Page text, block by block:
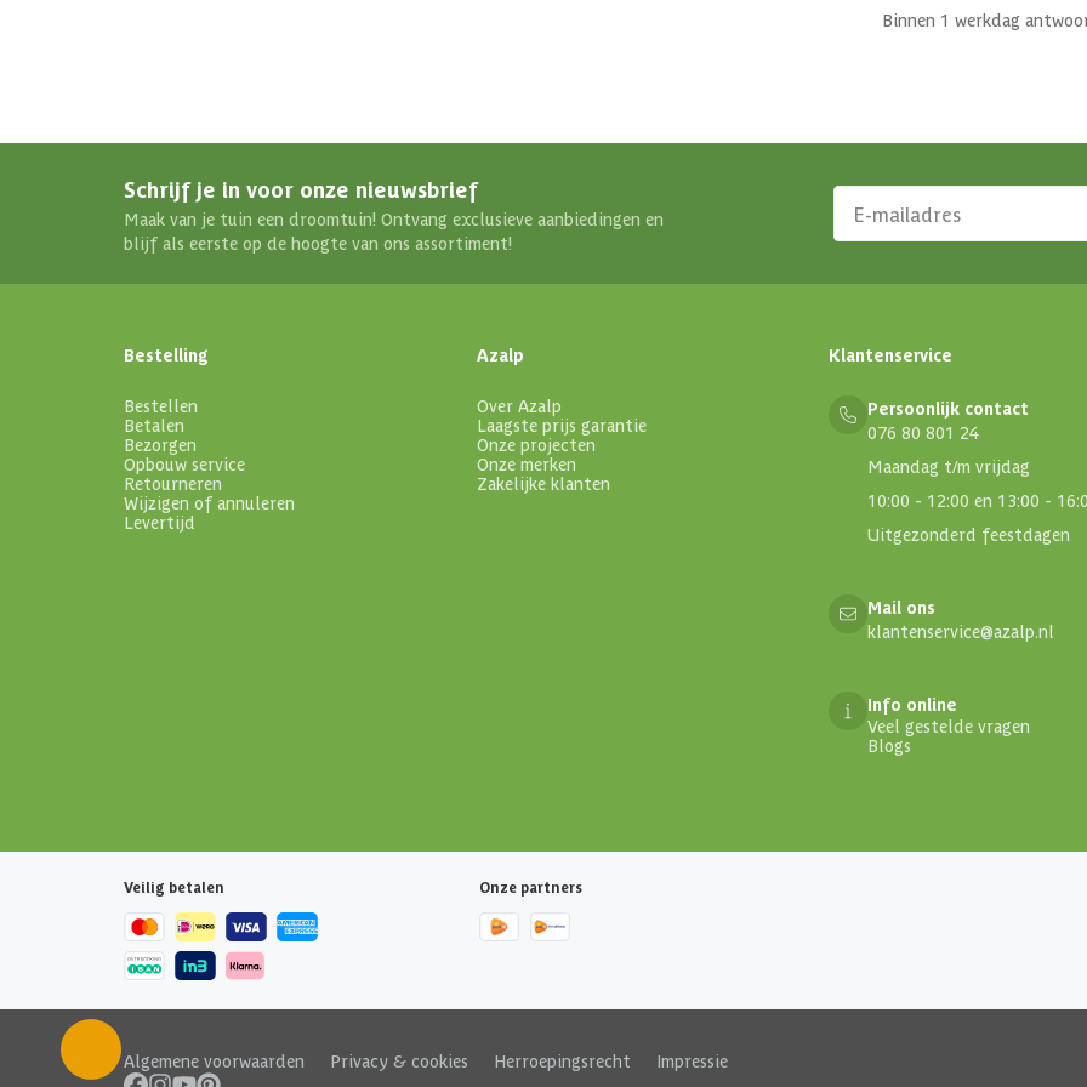
Binnen 1 werkdag
Schrijf je in voor onze nieuwsbrief
Maak van je tuin een droomtuin! Ontvang exclusieve aanbiedingen en
blijf als eerste op de hoogte van ons assortiment!
Bestelling
Bestellen
Betalen
Bezorgen
Opbouw service
Retourneren
Wijzigen of annuleren
Levertijd
Azalp
Over Azalp
Laagste prijs garantie
Onze projecten
Onze merken
Zakelijke klanten
Klantenservice
Persoonlijk contact
076 80 801 24
Maandag t/m vrijdag
10:00 - 12:00 en 13:00 -
Uitgezonderd feestdagen
Mail ons
klantenservice@azalp.nl
Info online
Veel gestelde vragen
Blogs
Veilig betalen Onze partners
Algemene voorwaarden Privacy & cookies Herroepingsrecht Impressie